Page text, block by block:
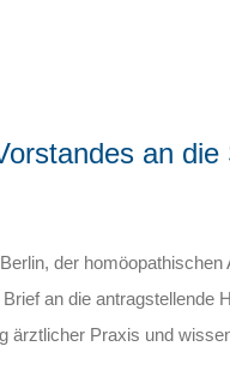
an
der
an die antragstellende
Praxis und